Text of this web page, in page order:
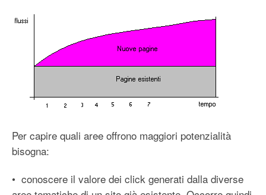
Per capire quali aree offrono maggiori potenzialità
bisogna:
• conoscere il valore dei click generati dalla diverse